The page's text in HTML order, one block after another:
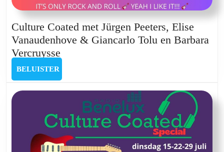
Culture Coated met Jürgen Peeters, Elise
Vanaudenhove & Giancarlo Tolu en Barbara
Vercruysse
met
Jürgen
Peeters,
Elise
Vanaudenhove
&
BELUISTER